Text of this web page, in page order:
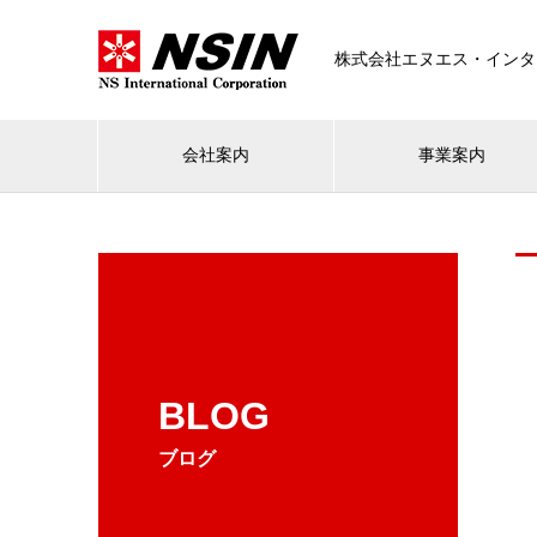
株式会社エヌエス・イン
会社案内 事業案内
BLOG
ブログ